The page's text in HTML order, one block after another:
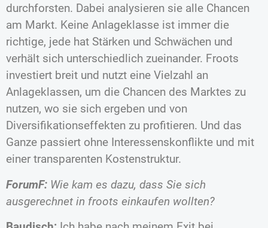
durchforsten. Dabei analysieren sie alle Chancen
am Markt. Keine Anlageklasse ist immer die
richtige, jede hat Stärken und Schwächen und
verhält sich unterschiedlich zueinander. Froots
investiert breit und nutzt eine Vielzahl an
Anlageklassen, um die Chancen des Marktes zu
nutzen, wo sie sich ergeben und von
Diversifikationseffekten zu profitieren. Und das
Ganze passiert ohne Interessenskonflikte und mit
einer transparenten Kostenstruktur.
ForumF: Wie kam es dazu, dass Sie sich
ausgerechnet in froots einkaufen wollten?